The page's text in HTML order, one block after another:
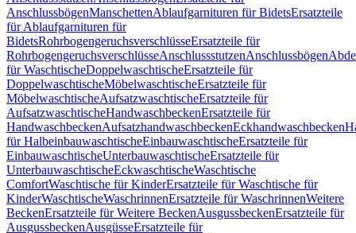
AnschlussbögenManschettenAblaufgarnituren für BidetsErsatzteile
für Ablaufgarnituren für
BidetsRohrbogengeruchsverschlüsseErsatzteile für
RohrbogengeruchsverschlüsseAnschlussstutzenAnschlussbögen
für WaschtischeDoppelwaschtischeErsatzteile für
DoppelwaschtischeMöbelwaschtischeErsatzteile für
MöbelwaschtischeAufsatzwaschtischeErsatzteile für
AufsatzwaschtischeHandwaschbeckenErsatzteile für
HandwaschbeckenAufsatzhandwaschbeckenEckhandwaschbecken
für HalbeinbauwaschtischeEinbauwaschtischeErsatzteile für
EinbauwaschtischeUnterbauwaschtischeErsatzteile für
UnterbauwaschtischeEckwaschtischeWaschtische
ComfortWaschtische für KinderErsatzteile für Waschtische für
KinderWaschtischeWaschrinnenErsatzteile für WaschrinnenWeitere
BeckenErsatzteile für Weitere BeckenAusgussbeckenErsatzteile für
AusgussbeckenAusgüsseErsatzteile für